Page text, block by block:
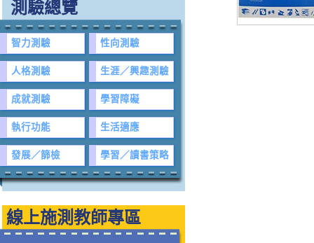
測驗總覽
智力測驗 性向測驗
人格測驗 生涯／興趣測驗
成就測驗 學習障礙
執行功能 生活適應
發展／篩檢 學習／讀書策略
線上施測教師專區